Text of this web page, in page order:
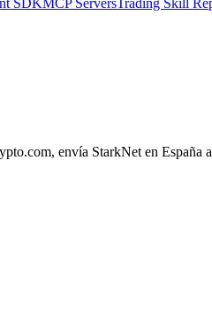
SDKMCP ServersTrading Skill
envía StarkNet en España